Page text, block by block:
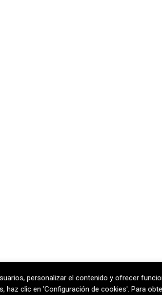
T+34 938 170 417 ·F +34 938 170
personalizar el contenido y ofrecer
clic en 'Configuración de cookies'. Para